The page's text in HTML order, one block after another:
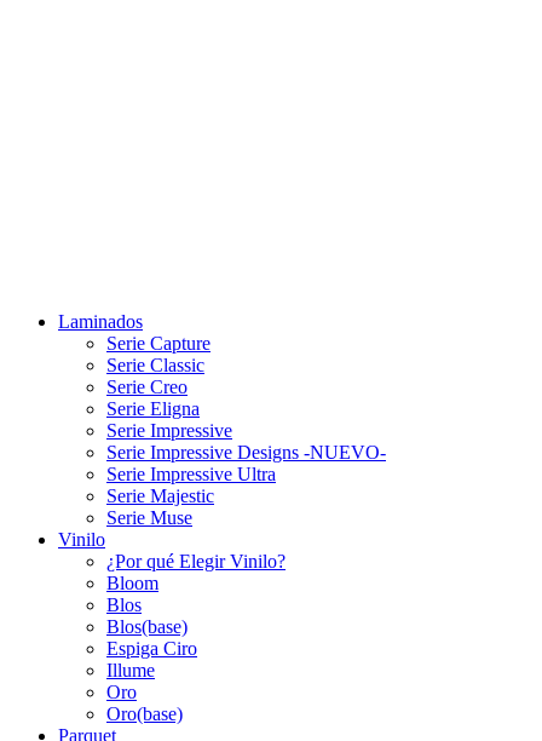
Laminados
Serie Capture
Serie Classic
Serie Creo
Serie Eligna
Serie Impressive
Serie Impressive Designs -NUEVO-
Serie Impressive Ultra
Serie Majestic
Serie Muse
Vinilo
¿Por qué Elegir Vinilo?
Bloom
Blos
Blos(base)
Espiga Ciro
Illume
Oro
Oro(base)
Parquet